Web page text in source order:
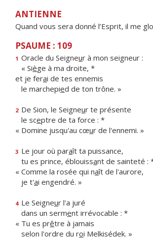
ANTIENNE
Quand vous sera donné l’Esprit, il me
PSAUME : 109
1 Oracle du Seigneur à mon seigneur :
« Siège à ma droite, *
et je ferai de tes ennemis
le marchepied de ton trône. »
2 De Sion, le Seigneur te présente
le sceptre de ta force : *
« Domine jusqu'au cœur de l'ennemi. »
3 Le jour où paraît ta puissance,
tu es prince, éblouissant de sainteté :
« Comme la rosée qui naît de l'aurore,
je t'ai engendré. »
4 Le Seigneur l'a juré
dans un serment irrévocable : *
« Tu es prêtre à jamais
selon l'ordre du roi Melkisédek. »